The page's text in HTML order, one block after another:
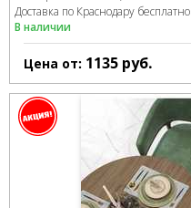
Доставка по Краснодару бесплатно
В наличии
Цена от: 1135 руб.